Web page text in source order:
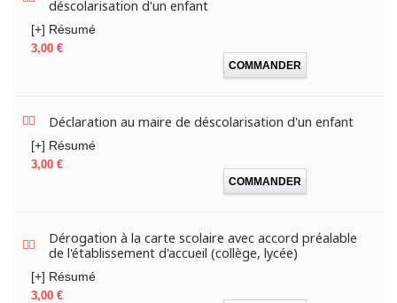
déscolarisation d'un enfant
[+] Résumé
Prix
3,00 €
COMMANDER
Déclaration au maire de déscolarisation d'un enfant
[+] Résumé
Prix
3,00 €
COMMANDER
Dérogation à la carte scolaire avec accord préalable
de l'établissement d'accueil (collège, lycée)
[+] Résumé
Prix
3,00 €